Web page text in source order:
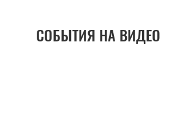
СОБЫТИЯ НА ВИДЕО